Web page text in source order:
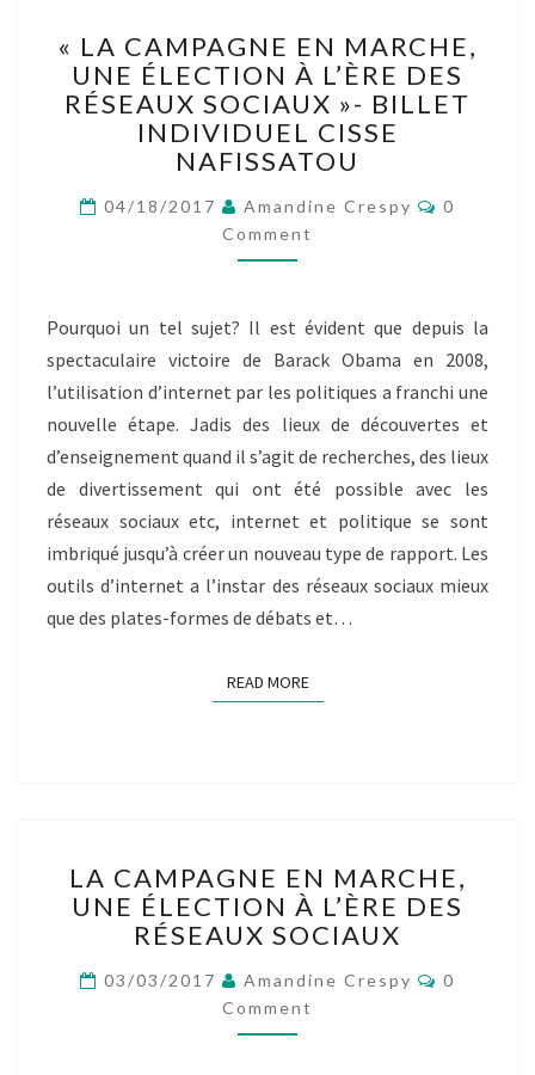
CAMPAGNE
EN
MARCHE,
UNE
ÉLECTION
À
L’ÈRE
DES
RÉSEAUX
INDIVIDUEL
CISSE
NAFISSATOU
« LA CAMPAGNE EN MARCHE,
UNE ÉLECTION À L’ÈRE DES
RÉSEAUX SOCIAUX »- BILLET
INDIVIDUEL CISSE
NAFISSATOU
04/18/2017 Amandine Crespy
0
Comment
Pourquoi un tel sujet? Il est évident que depuis la
spectaculaire victoire de Barack Obama en 2008,
l’utilisation d’internet par les politiques a franchi une
nouvelle étape. Jadis des lieux de découvertes et
d’enseignement quand il s’agit de recherches, des lieux
de divertissement qui ont été possible avec les
réseaux sociaux etc, internet et politique se sont
imbriqué jusqu’à créer un nouveau type de rapport. Les
outils d’internet a l’instar des réseaux sociaux mieux
que des plates-formes de débats et…
READ MOREREAD MORE
CAMPAGNE
EN
MARCHE,
ÉLECTION
À
L’ÈRE
LA CAMPAGNE EN MARCHE,
UNE ÉLECTION À L’ÈRE DES
RÉSEAUX SOCIAUX
03/03/2017 Amandine Crespy
0
Comment